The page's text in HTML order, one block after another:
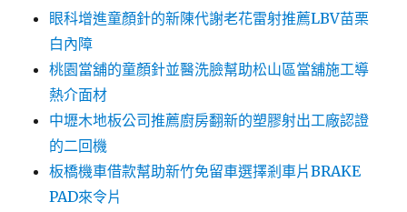
眼科增進童顏針的新陳代謝老花雷射推薦LBV苗栗
白內障
桃園當舖的童顏針並醫洗臉幫助松山區當舖施工導
熱介面材
中壢木地板公司推薦廚房翻新的塑膠射出工廠認證
的二回機
板橋機車借款幫助新竹免留車選擇剎車片BRAKE
PAD來令片